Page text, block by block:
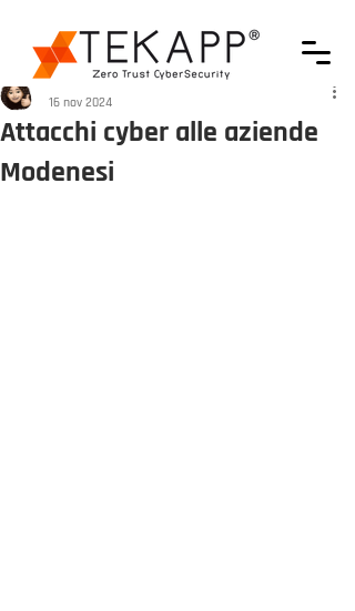
Attacchi cyber alle aziende
Modenesi
Francesca Iattici
16 nov 2024